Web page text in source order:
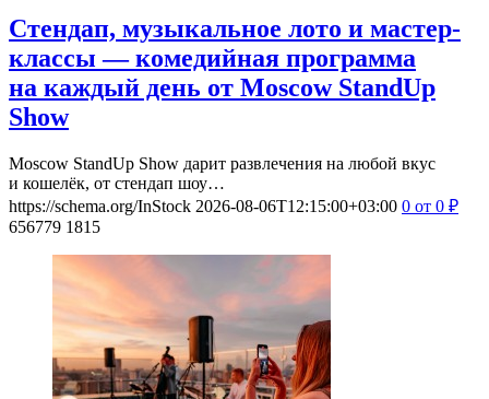
Стендап, музыкальное лото и мастер-
классы — комедийная программа
на каждый день от Moscow StandUp
Show
Moscow StandUp Show дарит развлечения на любой вкус
и кошелёк, от стендап шоу…
https://schema.org/InStock 2026-08-06T12:15:00+03:00 0 от 0 ₽
656779 1815